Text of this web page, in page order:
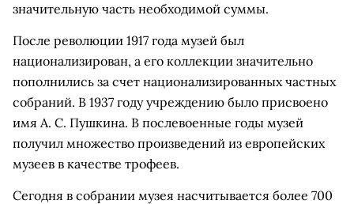
значительную часть необходимой суммы.
После революции 1917 года музей был
национализирован, а его коллекции значительно
пополнились за счет национализированных частных
собраний. В 1937 году учреждению было присвоено
имя А. С. Пушкина. В послевоенные годы музей
получил множество произведений из европейских
музеев в качестве трофеев.
Сегодня в собрании музея насчитывается более 700